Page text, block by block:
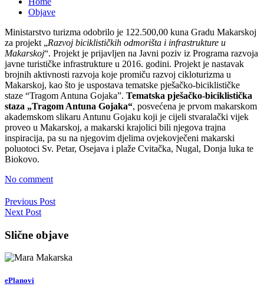
Objave
Ministarstvo turizma odobrilo je 122.500,00 kuna Gradu Makarskoj
za projekt „Razvoj biciklističkih odmorišta i infrastrukture u
Makarskoj“. Projekt je prijavljen na Javni poziv iz Programa razvoja
javne turističke infrastrukture u 2016. godini. Projekt je nastavak
brojnih aktivnosti razvoja koje promiču razvoj cikloturizma u
Makarskoj, kao što je uspostava tematske pješačko-biciklističke
staze “Tragom Antuna Gojaka”. Tematska pješačko-biciklistička
staza „Tragom Antuna Gojaka“, posvećena je prvom makarskom
akademskom slikaru Antunu Gojaku koji je cijeli stvaralački vijek
proveo u Makarskoj, a makarski krajolici bili njegova trajna
inspiracija, pa su na njegovim djelima ovjekovječeni makarski
poluotoci Sv. Petar, Osejava i plaže Cvitačka, Nugal, Donja luka te
Biokovo.
No comment
Previous Post
Next Post
Slične objave
ePlanovi